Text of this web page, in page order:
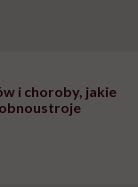
i choroby, jakie